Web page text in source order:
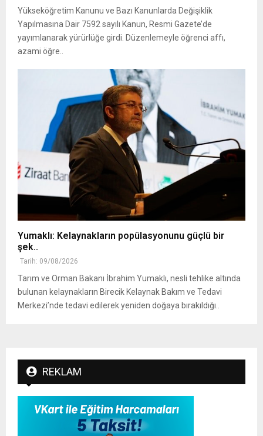
Yükseköğretim Kanunu ve Bazı Kanunlarda Değişiklik
Yapılmasına Dair 7592 sayılı Kanun, Resmi Gazete’de
yayımlanarak yürürlüğe girdi. Düzenlemeyle öğrenci affı,
azami öğre..
Yumaklı: Kelaynakların popülasyonunu güçlü bir
şek..
Tarih: 09/08/2026
Tarım ve Orman Bakanı İbrahim Yumaklı, nesli tehlike altında
bulunan kelaynakların Birecik Kelaynak Bakım ve Tedavi
Merkezi’nde tedavi edilerek yeniden doğaya bırakıldığı..
REKLAM